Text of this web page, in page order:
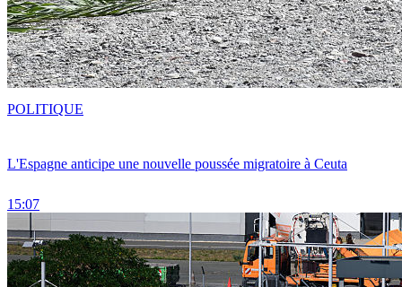
L'Espagne anticipe une nouvelle poussée migratoire à Ceuta
15:07
POLITIQUE